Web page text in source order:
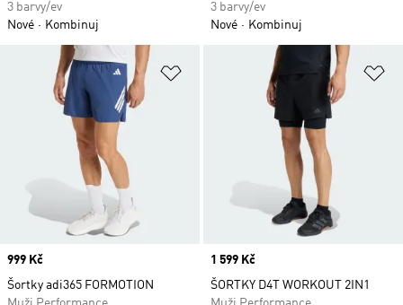
3 barvy/ev
Nové
Kombinuj
3 barvy/ev
Nové
Kombinuj
Přidat do seznamu přání
Price
999 Kč
Šortky adi365 FORMOTION
Price
1 599 Kč
ŠORTKY D4T WORKOUT 2IN1